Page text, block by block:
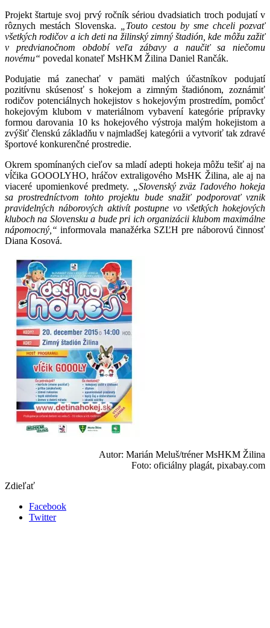
Projekt štartuje svoj prvý ročník sériou dvadsiatich troch podujatí v
rôznych mestách Slovenska.
„Touto cestou by sme chceli pozvať
všetkých rodičov a ich deti na žilinský zimný štadión, kde môžu zažiť
v predvianočnom období veľa zábavy a naučiť sa niečomu
novému“ povedal konateľ MsHKM Žilina Daniel Rančák.
Podujatie má zanechať v pamäti malých účastníkov podujatí
pozitívnu skúsenosť s hokejom a zimným štadiónom, zoznámiť
rodičov potenciálnych hokejistov s hokejovým prostredím, pomôcť
hokejovým klubom v materiálnom vybavení kategórie prípravky
formou darovania 10 ks hokejového výstroja malým hokejistom a
zvýšiť členskú základňu v najmladšej kategórii a vytvoriť tak zdravé
športové konkurenčné prostredie.
Okrem spomínaných cieľov sa mladí adepti hokeja môžu tešiť aj na
vĺčika GOOOLYHO, hráčov extraligového MsHK Žilina, ale aj na
viaceré upomienkové predmety.
„Slovenský zväz ľadového hokeja
sa prostredníctvom tohto projektu bude snažiť podporovať vznik
pravidelných náborových aktivít postupne vo všetkých hokejových
kluboch na Slovensku a bude pri ich organizácii klubom maximálne
nápomocný,“ informovala manažérka SZĽH pre náborovú činnosť
Diana Kosová.
Autor: Marián Meluš/tréner MsHKM Žilina
Foto: oficiálny plagát, pixabay.com
Zdieľať
Facebook
Twitter